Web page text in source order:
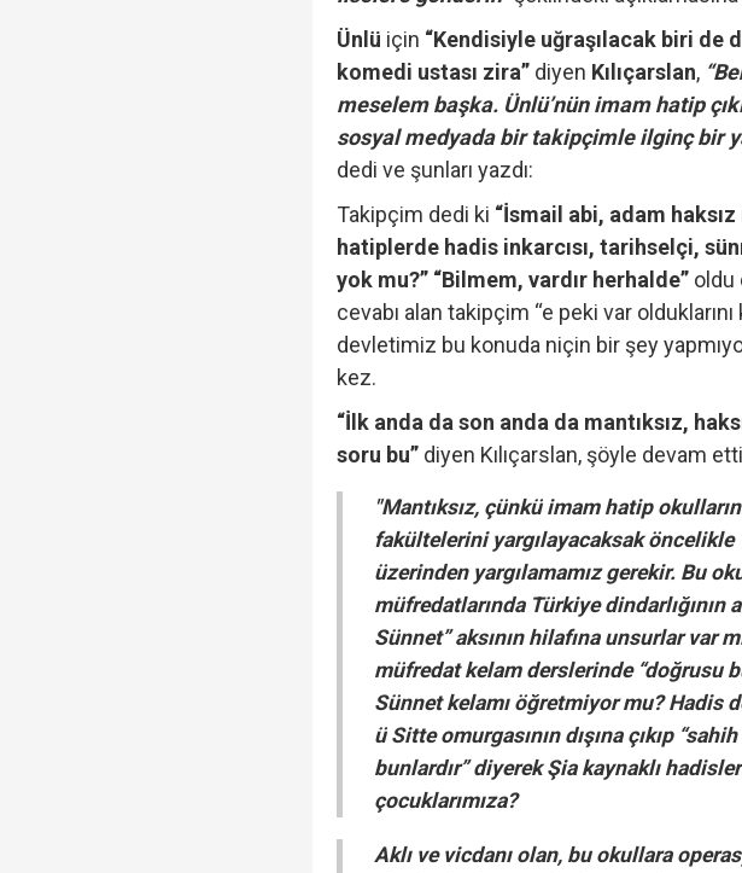
yapmadım' dedi..."
Cumhurbaşkanı Erdoğan: "Anlaşma tüm
"Öğrenci affı" Resmi Gazete'de
Ünlü için “Kendisiyle uğraşılacak biri de
komedi ustası zira” diyen Kılıçarslan,
meselem başka. Ünlü’nün imam hatip
sosyal medyada bir takipçimle ilginç bir
dedi ve şunları yazdı:
Takipçim dedi ki “İsmail abi, adam haksız
hatiplerde hadis inkarcısı, tarihselçi,
yok mu?” “Bilmem, vardır herhalde” oldu
cevabı alan takipçim “e peki var
devletimiz bu konuda niçin bir şey
kez.
“İlk anda da son anda da mantıksız,
soru bu” diyen Kılıçarslan, şöyle devam
"Mantıksız, çünkü imam hatip
fakültelerini yargılayacaksak öncelikle
üzerinden yargılamamız gerekir. Bu
müfredatlarında Türkiye dindarlığının
Sünnet” aksının hilafına unsurlar var
müfredat kelam derslerinde “doğrusu
Sünnet kelamı öğretmiyor mu? Hadis
ü Sitte omurgasının dışına çıkıp
bunlardır” diyerek Şia kaynaklı
çocuklarımıza?
Aklı ve vicdanı olan, bu okullara